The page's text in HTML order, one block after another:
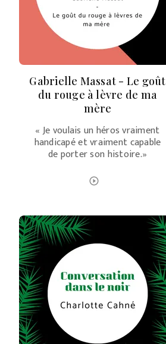
Gabrielle Massat - Le goût
du rouge à lèvre de ma
mère
« Je voulais un héros vraiment
handicapé et vraiment capable
de porter son histoire.»
play_circle_outline